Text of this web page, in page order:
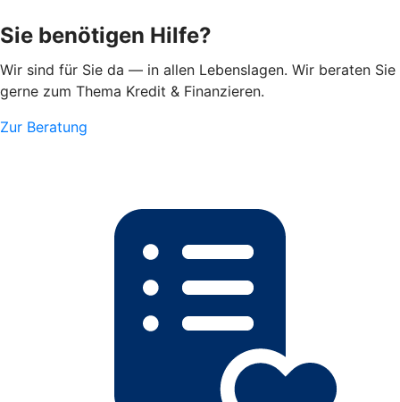
Sie benötigen Hilfe?
Wir sind für Sie da — in allen Lebenslagen. Wir beraten Sie
gerne zum Thema Kredit & Finanzieren.
Zur Beratung